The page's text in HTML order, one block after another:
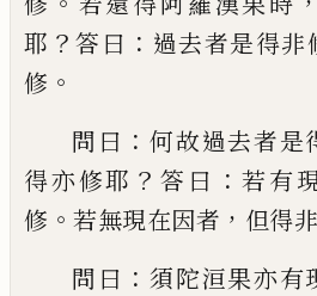
耶 ？答 曰 ： 過去者是得非
修 。
問曰 ：何故過去者是
得亦修耶 ？ 答曰 ：若有
修 。 若無現在因者 ， 但得
問曰 ： 須陀洹果亦有